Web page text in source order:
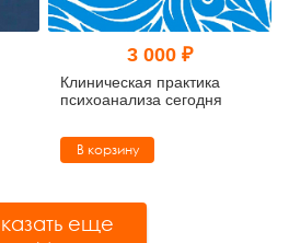
3 000 ₽
Клиническая практика
психоанализа сегодня
В корзину
еще